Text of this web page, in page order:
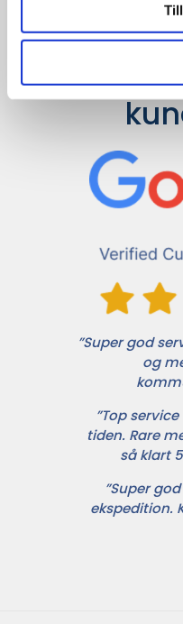
”Super god
og
”Top
tiden. Rare
så klart
”Super
ekspedition.